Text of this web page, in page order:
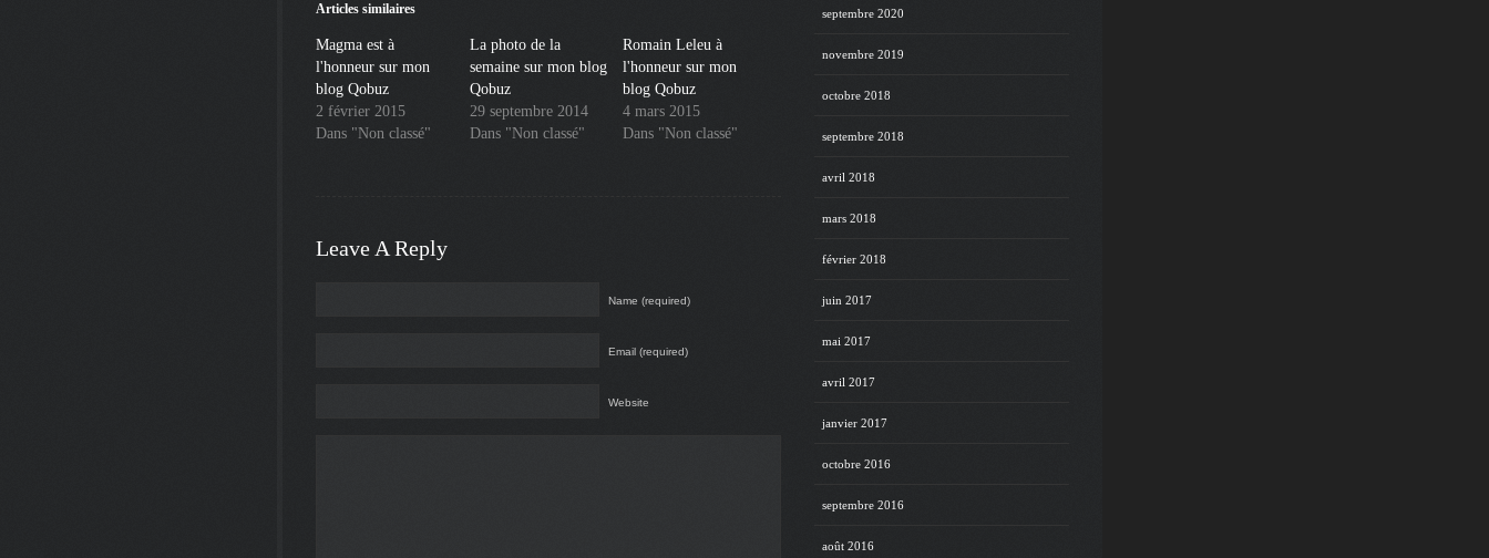
septembre 2020
novembre 2019
octobre 2018
septembre 2018
avril 2018
mars 2018
février 2018
juin 2017
mai 2017
avril 2017
janvier 2017
octobre 2016
septembre 2016
août 2016
Articles similaires
Magma est à
l'honneur sur mon
blog Qobuz
2 février 2015
Dans "Non classé"
La photo de la
semaine sur mon blog
Qobuz
29 septembre 2014
Dans "Non classé"
Romain Leleu à
l'honneur sur mon
blog Qobuz
4 mars 2015
Dans "Non classé"
Leave A Reply
Name (required)
Email (required)
Website